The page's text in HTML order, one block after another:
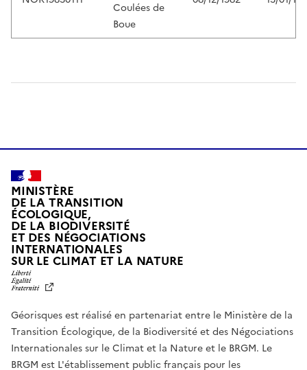
Coulées de
Boue
MINISTÈRE
DE LA TRANSITION
ÉCOLOGIQUE,
DE LA BIODIVERSITÉ
ET DES NÉGOCIATIONS
INTERNATIONALES
SUR LE CLIMAT ET LA NATUREL
T
É
,
É
G
Géorisques est réalisé en partenariat entre le Ministère de la
Transition Écologique, de la Biodiversité et des Négociations
Internationales sur le Climat et la Nature et le BRGM. Le
BRGM est L'établissement public français pour les